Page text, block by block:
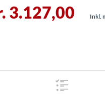
3.127,00 Inkl.